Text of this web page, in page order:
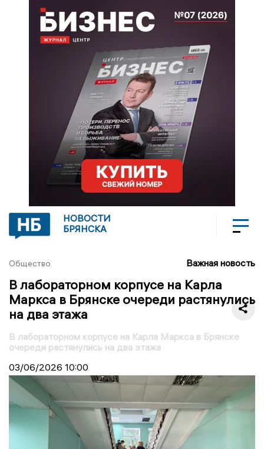
НОВОСТИ
БРЯНСКА
Общество Важная новость
В лабораторном корпусе на Карла
Маркса в Брянске очереди растянулись
на два этажа
В лабораторном корпусе на Карла Маркса в Брянске
очереди растянулись на два этажа
03/06/2026 10:00